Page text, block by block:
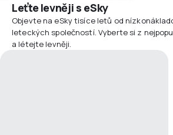
Leťte levněji s eSky
Objevte na eSky tisíce letů od
leteckých společností. Vyberte si z
a létejte levněji.